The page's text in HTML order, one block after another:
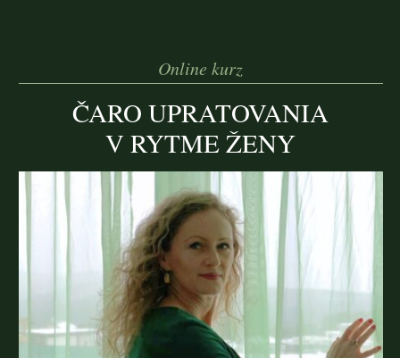
Online kurz
ČARO UPRATOVANIA
V RYTME ŽENY